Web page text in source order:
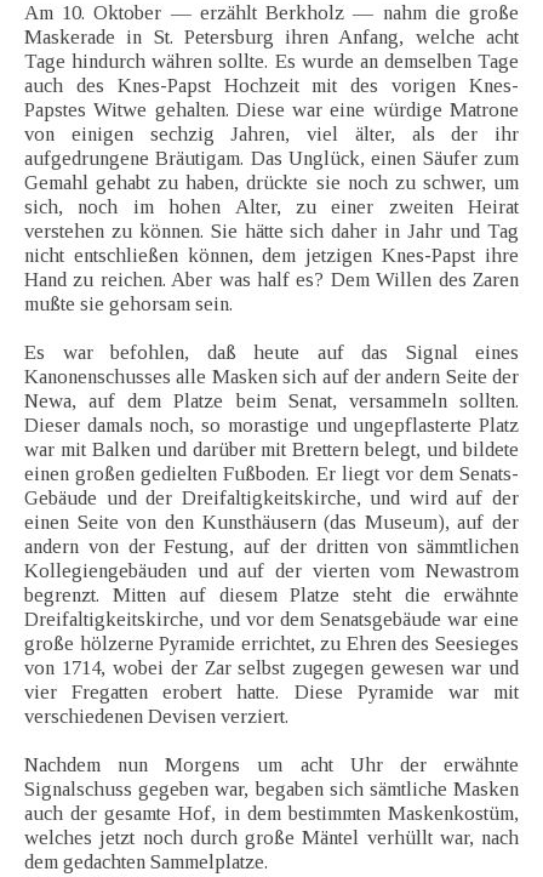
Am 10. Oktober — erzählt Berkholz — nahm die große
Maskerade in St. Petersburg ihren Anfang, welche acht
Tage hindurch währen sollte. Es wurde an demselben Tage
auch des Knes-Papst Hochzeit mit des vorigen Knes-
Papstes Witwe gehalten. Diese war eine würdige Matrone
von einigen sechzig Jahren, viel älter, als der ihr
aufgedrungene Bräutigam. Das Unglück, einen Säufer zum
Gemahl gehabt zu haben, drückte sie noch zu schwer, um
sich, noch im hohen Alter, zu einer zweiten Heirat
verstehen zu können. Sie hätte sich daher in Jahr und Tag
nicht entschließen können, dem jetzigen Knes-Papst ihre
Hand zu reichen. Aber was half es? Dem Willen des Zaren
mußte sie gehorsam sein.
Es war befohlen, daß heute auf das Signal eines
Kanonenschusses alle Masken sich auf der andern Seite der
Newa, auf dem Platze beim Senat, versammeln sollten.
Dieser damals noch, so morastige und ungepflasterte Platz
war mit Balken und darüber mit Brettern belegt, und bildete
einen großen gedielten Fußboden. Er liegt vor dem Senats-
Gebäude und der Dreifaltigkeitskirche, und wird auf der
einen Seite von den Kunsthäusern (das Museum), auf der
andern von der Festung, auf der dritten von sämmtlichen
Kollegiengebäuden und auf der vierten vom Newastrom
begrenzt. Mitten auf diesem Platze steht die erwähnte
Dreifaltigkeitskirche, und vor dem Senatsgebäude war eine
große hölzerne Pyramide errichtet, zu Ehren des Seesieges
von 1714, wobei der Zar selbst zugegen gewesen war und
vier Fregatten erobert hatte. Diese Pyramide war mit
verschiedenen Devisen verziert.
Nachdem nun Morgens um acht Uhr der erwähnte
Signalschuss gegeben war, begaben sich sämtliche Masken
auch der gesamte Hof, in dem bestimmten Maskenkostüm,
welches jetzt noch durch große Mäntel verhüllt war, nach
dem gedachten Sammelplatze.